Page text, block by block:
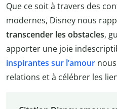
Que ce soit à travers des
modernes, Disney nous
transcender les obstacles,
apporter une joie
inspirantes sur l’amour
relations et à célébrer les